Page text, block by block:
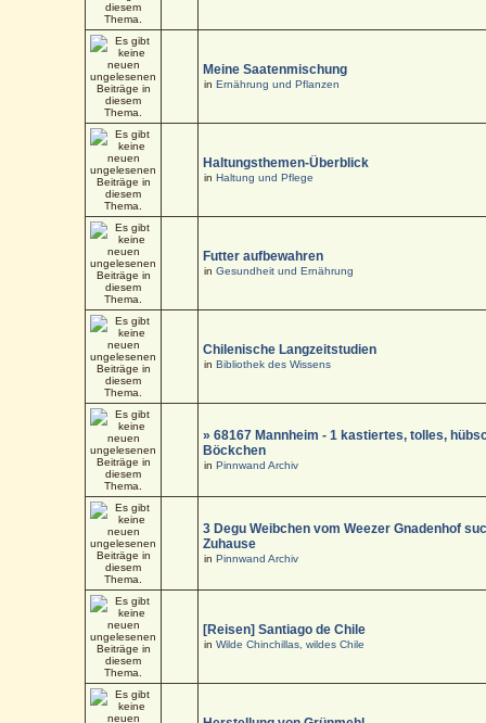
Meine Saatenmischung
inErnährung und Pflanzen
Haltungsthemen-Überblick
inHaltung und Pflege
Futter aufbewahren
inGesundheit und Ernährung
Chilenische Langzeitstudien
inBibliothek des Wissens
» 68167 Mannheim - 1 kastiertes, tolles,
Böckchen
inPinnwand Archiv
3 Degu Weibchen vom Weezer Gnadenhof
Zuhause
inPinnwand Archiv
[Reisen] Santiago de Chile
inWilde Chinchillas, wildes Chile